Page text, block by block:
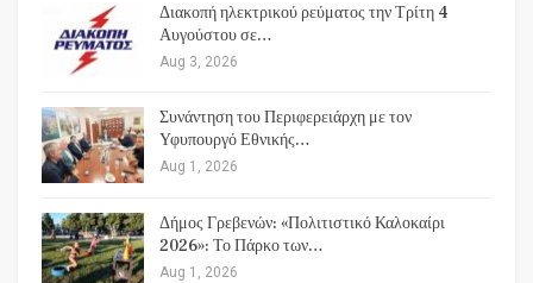
Διακοπή ηλεκτρικού ρεύματος την Τρίτη 4
Αυγούστου σε…
Aug 3, 2026
Συνάντηση του Περιφερειάρχη με τον
Υφυπουργό Εθνικής…
Aug 1, 2026
Δήμος Γρεβενών: «Πολιτιστικό Καλοκαίρι
2026»: Το Πάρκο των…
Aug 1, 2026